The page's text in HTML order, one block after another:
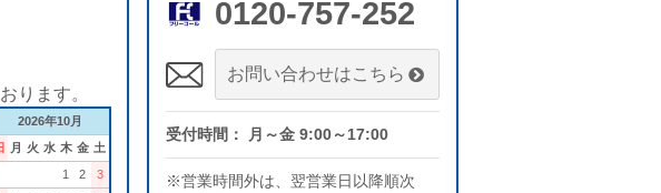
ります。
2026年10月
月 火 水 木 金 土
1
2
3
0120-757-252
お問い合わせはこちら
受付時間： 月～金 9:00～17:00
※営業時間外は、翌営業日以降順次